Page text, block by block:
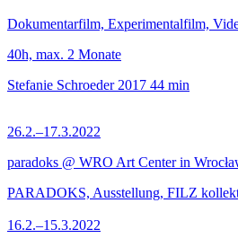
Dokumentarfilm, Experimentalfilm,
40h, max. 2 Monate
Stefanie Schroeder 2017 44 min
26.2.–17.3.2022
paradoks @ WRO Art Center in
PARADOKS, Ausstellung, FILZ
16.2.–15.3.2022